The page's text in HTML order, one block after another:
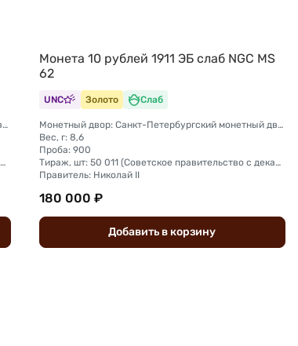
Монетный двор: Санкт-Петербургский монетный двор
Тираж, шт: 50 011 (Советское правительство с декабря 1925 г. по март 1926 г. отчеканило 2 011 000 10-ти рублевого достоинства царского образца, предположительно штемпелями 1911 г.)
Монета 10 рублей 1911 ЭБ слаб NGC MS
62
UNC Золото Слаб
Монетный двор: Санкт-Петербургский монетный двор
Вес, г: 8,6
Проба: 900
Тираж, шт: 50 011 (Советское правительство с декабря 1925 г. по март 1926 г. отчеканило 2 011 000 10-ти рублевого достоинства царского образца, предположительно штемпелями 1911 г.)
Правитель: Николай II
180 000 ₽
Добавить в корзину